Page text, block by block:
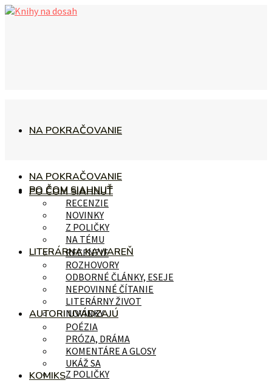
NA POKRAČOVANIE
PO ČOM SIAHNUŤ
RECENZIE
NOVINKY
Z POLIČKY
NA POKRAČOVANIE
PO ČOM SIAHNUŤ
RECENZIE
NOVINKY
Z POLIČKY
NA TÉMU
LITERÁRNA KAVIAREŇ
ROZHOVORY
ODBORNÉ ČLÁNKY, ESEJE
NEPOVINNÉ ČÍTANIE
LITERÁRNY ŽIVOT
AUTORI UVÁDZAJÚ
POÉZIA
PRÓZA, DRÁMA
KOMENTÁRE A GLOSY
UKÁŽ SA
KOMIKS